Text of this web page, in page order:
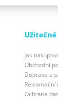
Jak
Obchodní
Doprava a
Reklamační
Ochrana dat